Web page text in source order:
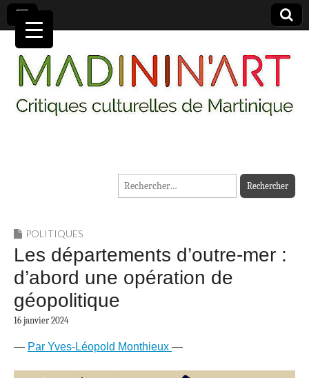
MADININ'ART
Rechercher :
POLITIQUES
Les départements d’outre-mer :
d’abord une opération de
géopolitique
16 janvier 2024
— Par Yves-Léopold Monthieux —